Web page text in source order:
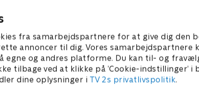
fra samarbejdspartnere for at give dig den
annoncer til dig. Vores samarbejdspartnere
og andres platforme. Du kan til- og
tilbage ved at klikke på ’Cookie-indstillinger’ i
dine oplysninger i TV 2s privatlivspolitik.
på pileflet eller
eller
sin søn?
Christine Feldthaus
dyster med, når vi
på danskernes
yndlingslampe frem - men
designerlampe eller en
plastiklampe fra et
Vært Camilla Miehe-Renard
undervejs både lågerne til